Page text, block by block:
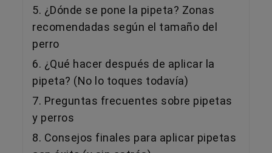
5. ¿Dónde se pone la pipeta? Zonas
recomendadas según el tamaño del
perro
6. ¿Qué hacer después de aplicar la
pipeta? (No lo toques todavía)
7. Preguntas frecuentes sobre pipetas
y perros
8. Consejos finales para aplicar pipetas